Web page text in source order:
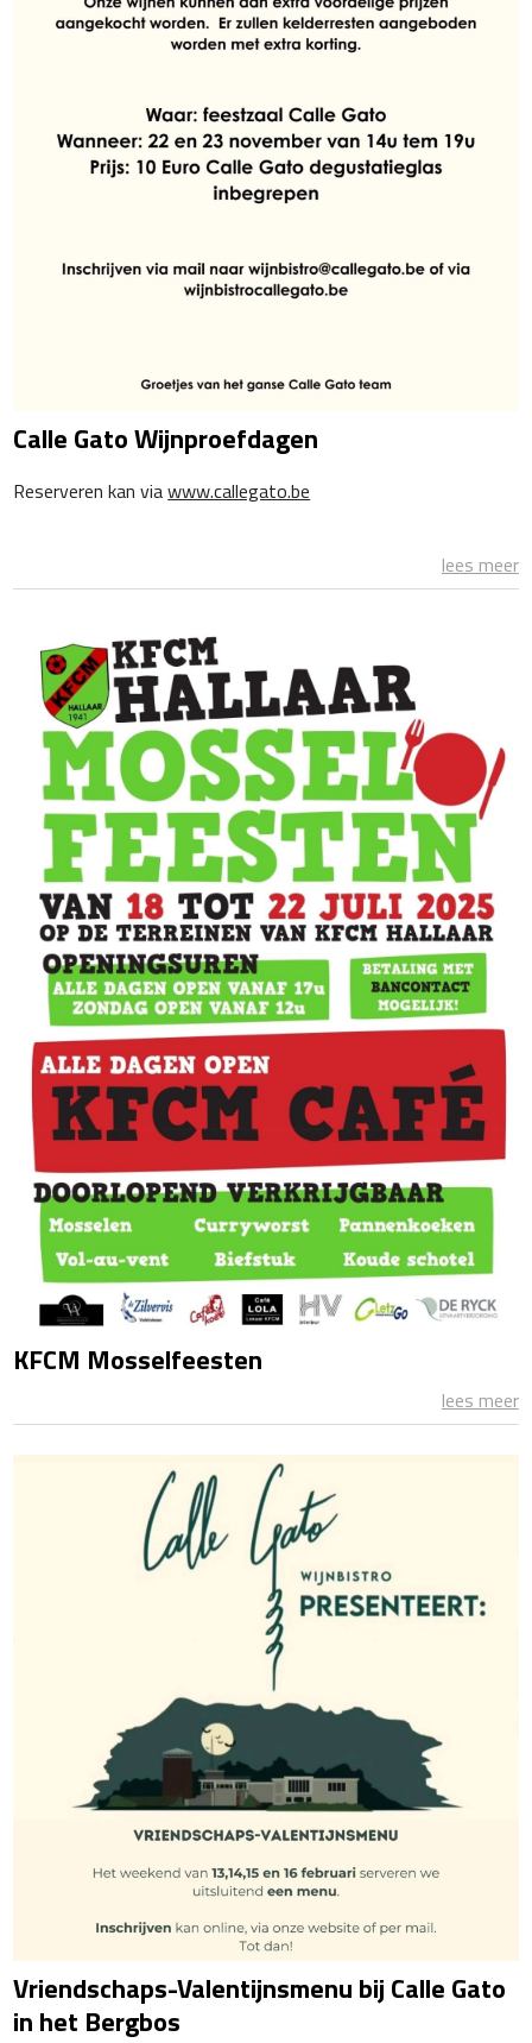
Calle Gato Wijnproefdagen
Reserveren kan viawww.callegato.be
lees meer
KFCM Mosselfeesten
lees meer
Vriendschaps-Valentijnsmenu bij Calle Gato
in het Bergbos